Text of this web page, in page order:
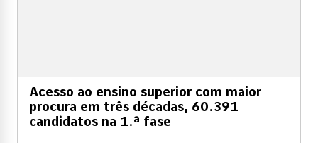
Acesso ao ensino superior com maior
procura em três décadas, 60.391
candidatos na 1.ª fase